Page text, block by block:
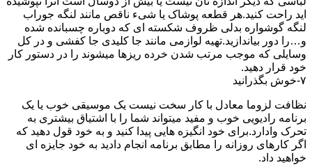
اید راحت کنید.هر قطعه پوشاک یا شیء ناقص مانند لنگه جوراب
لنگه گوشواره بدلی ظروف شکسته ای که دوباره چسبانده شده
و…را دور بیاندازید.تهیه لوازمی مانند جا کلیدی جا کفشی و در کل
وسایلی که موجب مرتب شدن خرده ریزها میشوند را در دستور کار
خود قرار دهید.
۷-خوش بگذرانید
نظافت لزوما معادل با کار سخت نیست یک موسیقی خوب یا یک
برنامه رادیویی خوب و مفید میتواند شما را با اشتیاق بیشتری به
تحرک وادارد.برای خود انگیزه هایی پیدا کنید و به خود قول دهید که
اگر کارهای روزانه را مطابق برنامه انجام دادید به خود جایزه ای
خواهید داد.